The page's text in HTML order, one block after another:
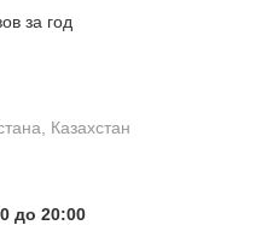
за год
Казахстан
до 20:00